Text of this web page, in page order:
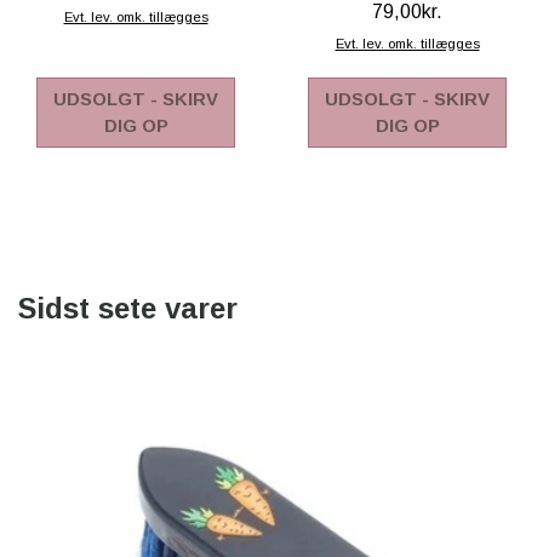
Evt. lev. omk. tillægges
UDSOLGT - SKIRV
DIG OP
79,00kr.
Evt. lev. omk. tillægges
UDSOLGT - SKIRV
DIG OP
Sidst sete varer